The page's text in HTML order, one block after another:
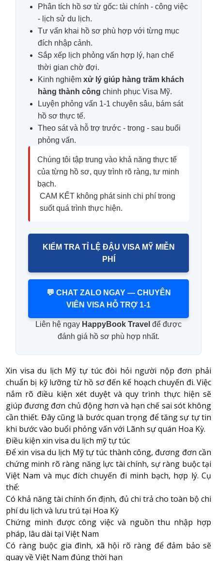
Phân tích hồ sơ từ gốc: tài chính - công việc
- lịch sử du lịch.
Tư vấn khai hồ sơ phù hợp với từng mục
đích nhập cảnh.
Sắp xếp lịch phỏng vấn hợp lý, hạn chế
thời gian chờ đợi.
Kinh nghiệm xử lý giúp hàng trăm khách
hàng thành công chinh phục Visa Mỹ.
Luyện phỏng vấn 1-1 chuyên sâu, bám sát
hồ sơ thực tế.
Theo sát và hỗ trợ trước - trong - sau buổi
phỏng vấn.
Chúng tôi tập trung vào khả năng thực tế
của từng hồ sơ, quy trình rõ ràng, tư minh
bạch.
CAM KẾT không phát sinh chi phí trong
suốt quá trình thực hiện.
KIỂM TRA TỈ LỆ ĐẬU VISA MỸ MIỄN
PHÍ
💬 CHAT ZALO NGAY — CHUYÊN
VIÊN VISA HỖ TRỢ 1-1
Liên hệ ngay HappyBook Travel để được
đánh giá hồ sơ phù hợp nhất.
Xin visa du lịch Mỹ tự túcđòi hỏi người nộp đơn phải
chuẩn bị kỹ lưỡng từ hồ sơ đến kế hoạch chuyến đi. Việc
nắm rõ điều kiện xét duyệt và quy trình thực hiện sẽ
giúp đương đơn chủ động hơn và hạn chế sai sót không
cần thiết. Đây cũng là bước quan trọng để tăng sự tự tin
khi bước vào buổi phỏng vấn với Lãnh sự quán Hoa Kỳ.
Điều kiện xin visa du lịch mỹ tự túc
Để xin visa du lịch Mỹ tự túc thành công, đương đơn cần
chứng minh rõ ràng năng lực tài chính, sự ràng buộc tại
Việt Nam và mục đích chuyến đi minh bạch, hợp lý. Cụ
thể:
Có khả năng tài chính ổn định, đủ chi trả cho toàn bộ chi
phí du lịch và lưu trú tại Hoa Kỳ
Chứng minh được công việc và nguồn thu nhập hợp
pháp, lâu dài tại Việt Nam
Có ràng buộc gia đình, xã hội rõ ràng để đảm bảo sẽ
quay về Việt Nam đúng thời hạn